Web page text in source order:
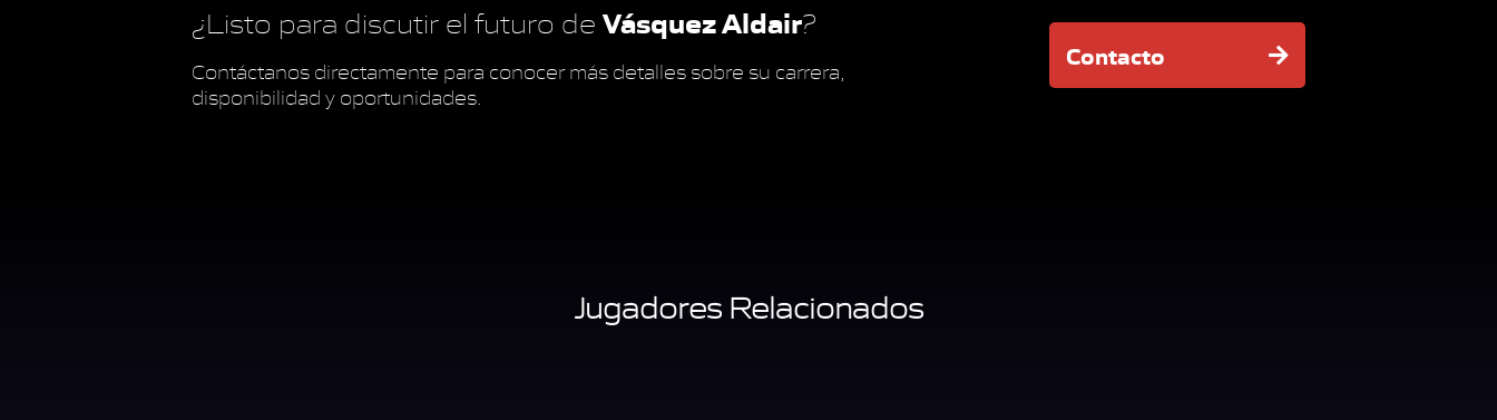
¿Listo para discutir el futuro de Vásquez Aldair?
Contáctanos directamente para conocer más detalles sobre su carrera,
disponibilidad y oportunidades.
Contacto
Jugadores Relacionados